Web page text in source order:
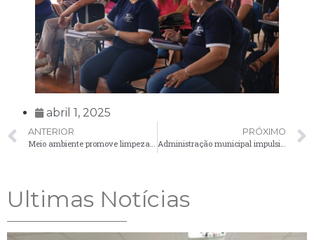
abril 1, 2025
ANTERIOR
Meio ambiente promove limpeza e segurança na pinguela da vila rosa
PRÓXIMO
Administração municipal impulsiona concretização do projeto em vileiros
Ultimas Notícias